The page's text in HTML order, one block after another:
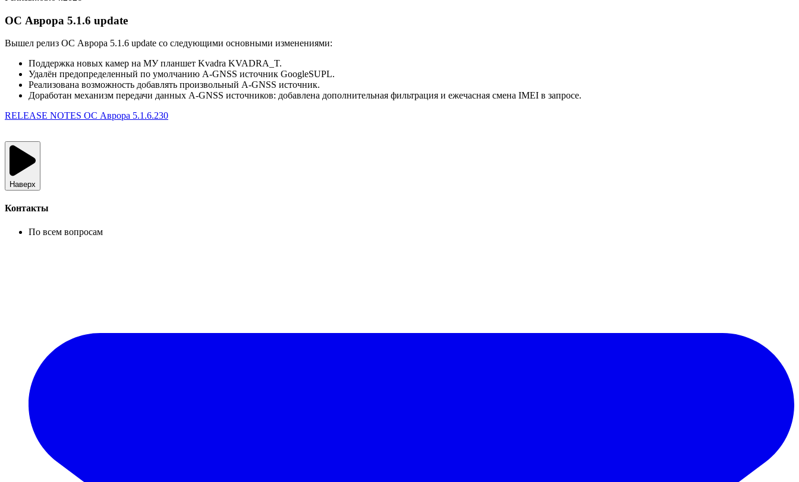
ОС Аврора 5.1.6 update
Вышел релиз ОС Аврора 5.1.6 update со следующими основными изменениями:
Поддержка новых камер на МУ планшет Kvadra KVADRA_T.
Удалён предопределенный по умолчанию A-GNSS источник GoogleSUPL.
Реализована возможность добавлять произвольный A-GNSS источник.
Доработан механизм передачи данных A-GNSS источников: добавлена дополнительная фильтрация и ежечасная смена IMEI в запросе.
RELEASE NOTES ОС Аврора 5.1.6.230
Наверх
Контакты
По всем вопросам